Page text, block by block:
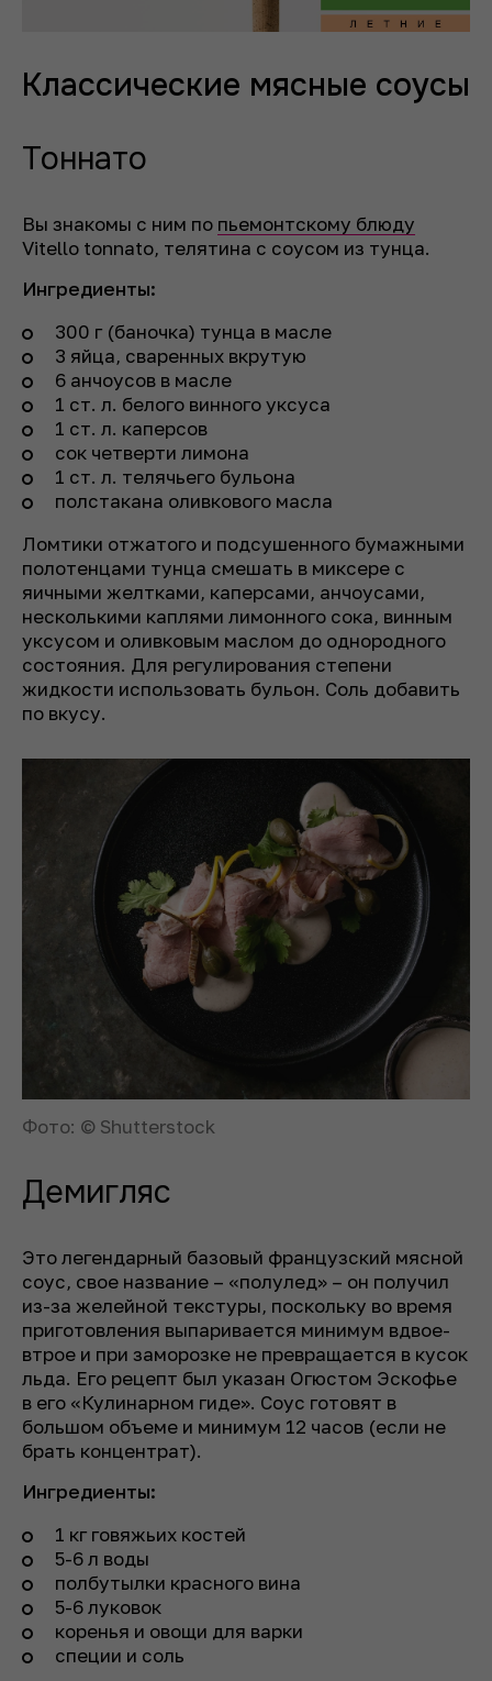
Классические мясные соусы
Тоннато
Вы знакомы с ним по пьемонтскому блюду
Vitello tonnato, телятина с соусом из тунца.
Ингредиенты:
300 г (баночка) тунца в масле
3 яйца, сваренных вкрутую
6 анчоусов в масле
1 ст. л. белого винного уксуса
1 ст. л. каперсов
сок четверти лимона
1 ст. л. телячьего бульона
полстакана оливкового масла
Ломтики отжатого и подсушенного бумажными
полотенцами тунца смешать в миксере с
яичными желтками, каперсами, анчоусами,
несколькими каплями лимонного сока, винным
уксусом и оливковым маслом до однородного
состояния. Для регулирования степени
жидкости использовать бульон. Соль добавить
по вкусу.
Фото: © Shutterstock
Демигляс
Это легендарный базовый французский мясной
соус, свое название – «полулед» – он получил
из-за желейной текстуры, поскольку во время
приготовления выпаривается минимум вдвое-
втрое и при заморозке не превращается в кусок
льда. Его рецепт был указан Огюстом Эскофье
в его «Кулинарном гиде». Соус готовят в
большом объеме и минимум 12 часов (если не
брать концентрат).
Ингредиенты:
1 кг говяжьих костей
5-6 л воды
полбутылки красного вина
5-6 луковок
коренья и овощи для варки
специи и соль